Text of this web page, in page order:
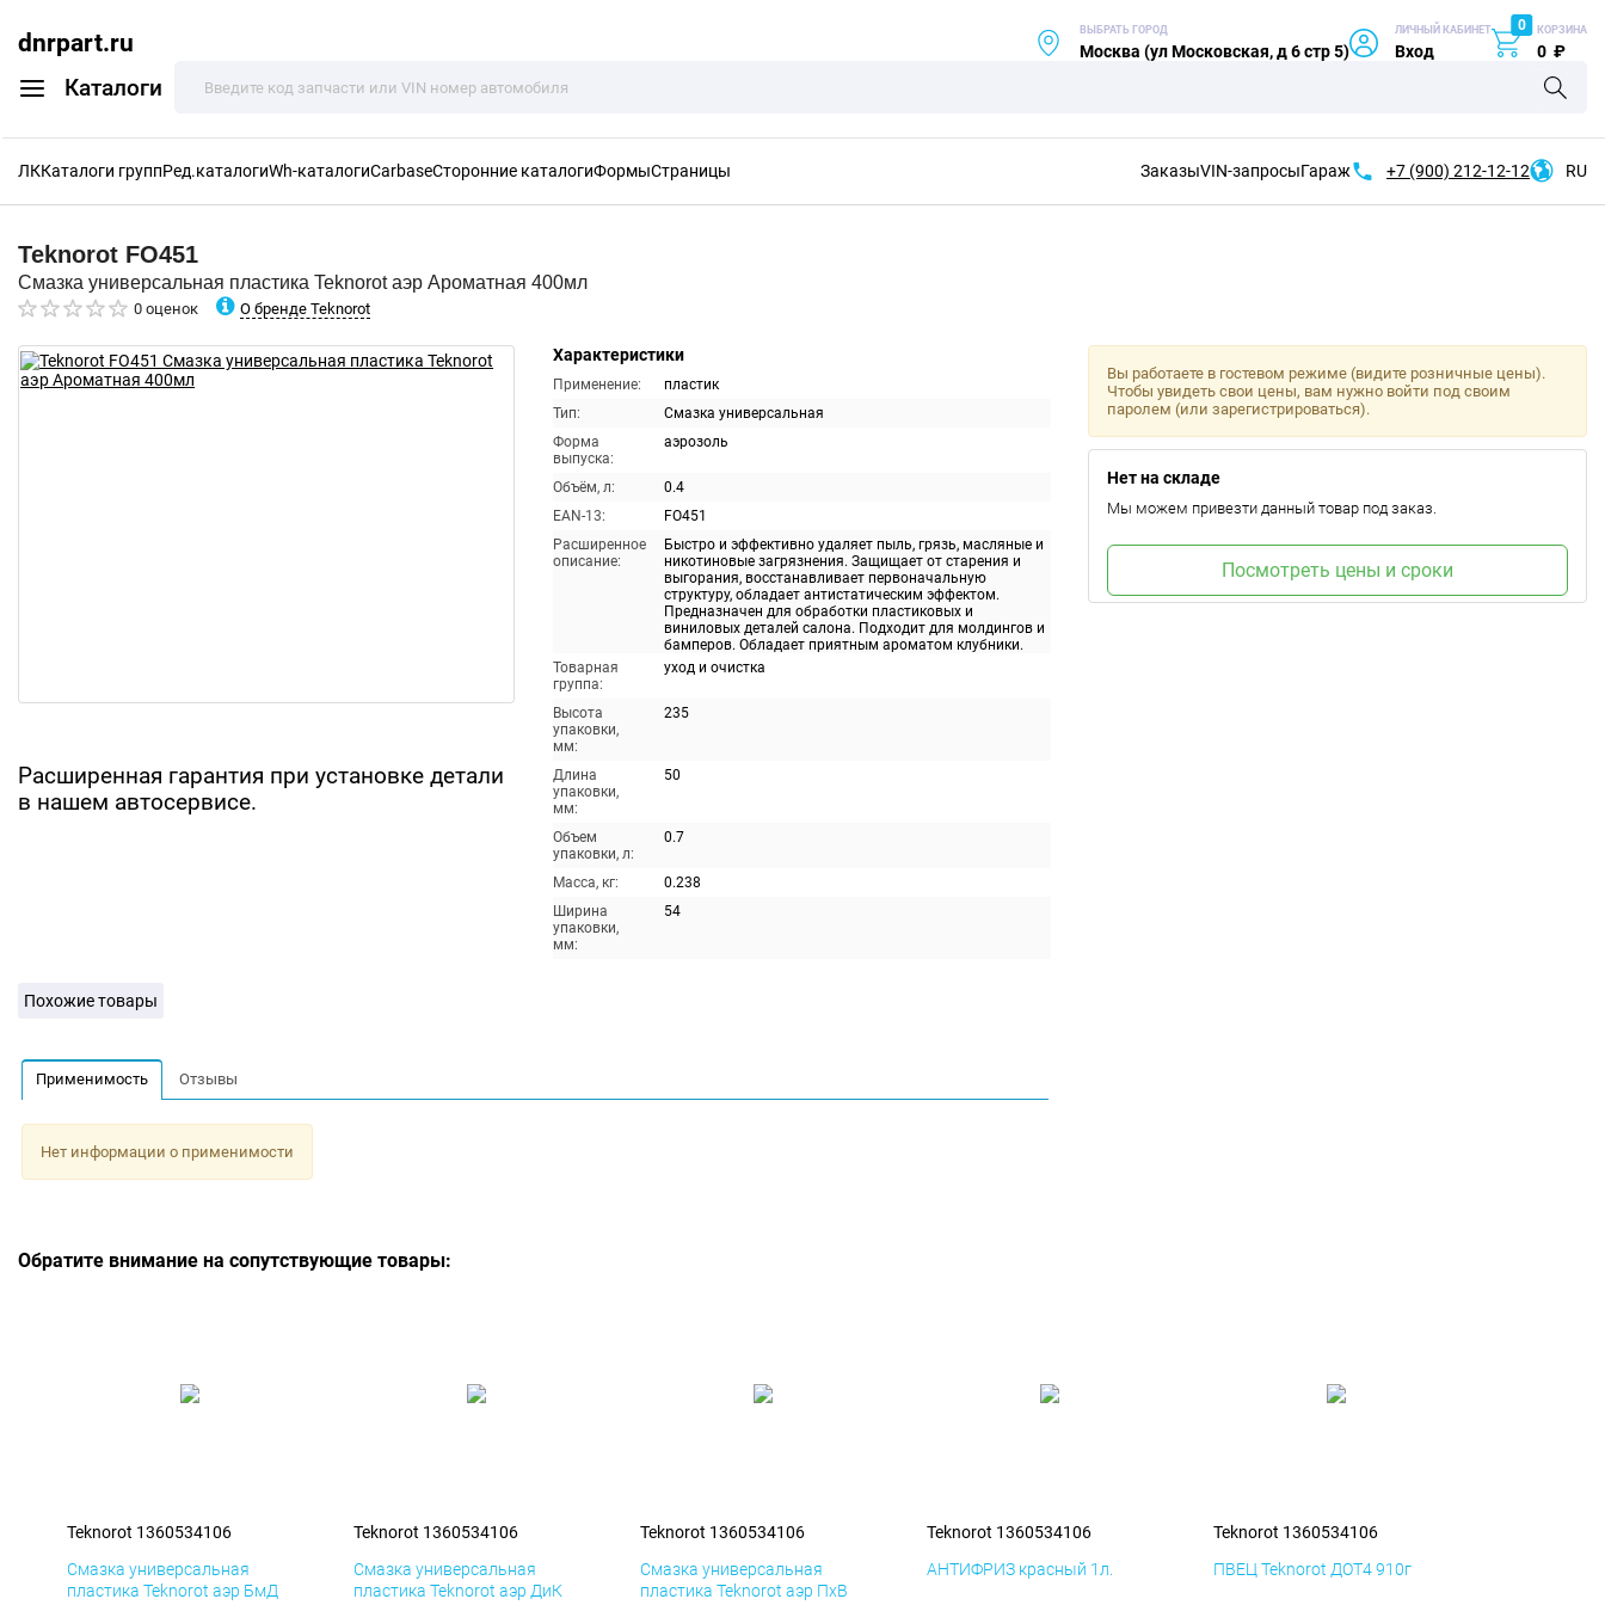
dnrpart.ru
Каталоги
ВЫБРАТЬ ГОРОД
Москва (ул Московская, д 6 стр 5)
ЛИЧНЫЙ КАБИНЕТ
Вход
0 КОРЗИНА
0 ₽
ЛККаталоги группРед.каталогиWh-каталогиCarbaseСторонние каталогиФормыСтраницы ЗаказыVIN-запросыГараж +7 (900) 212-12-12 RU
Teknorot FO451
Смазка универсальная пластика Teknorot аэр Ароматная 400мл
0 оценок О бренде Teknorot
Расширенная гарантия при установке детали
в нашем автосервисе.
Характеристики
Применение:
пластик
Тип:
Смазка универсальная
Форма
выпуска:
аэрозоль
Объём, л:
0.4
EAN-13:
FO451
Расширенное
описание:
Быстро и эффективно удаляет пыль, грязь, масляные и
никотиновые загрязнения. Защищает от старения и
выгорания, восстанавливает первоначальную
структуру, обладает антистатическим эффектом.
Предназначен для обработки пластиковых и
виниловых деталей салона. Подходит для молдингов и
бамперов. Обладает приятным ароматом клубники.
Товарная
группа:
уход и очистка
Высота
упаковки,
мм:
235
Длина
упаковки,
мм:
50
Объем
упаковки, л:
0.7
Масса, кг:
0.238
Ширина
упаковки,
мм:
54
Вы работаете в гостевом режиме (видите розничные цены).
Чтобы увидеть свои цены, вам нужно войти под своим
паролем (или зарегистрироваться).
Нет на складе
Мы можем привезти данный товар под заказ.
Посмотреть цены и сроки
Похожие товары
Применимость Отзывы
Нет информации о применимости
Обратите внимание на сопутствующие товары:
Teknorot 1360534106
Смазка универсальная
пластика Teknorot аэр БмД
Teknorot 1360534106
Смазка универсальная
пластика Teknorot аэр ДиК
Teknorot 1360534106
Смазка универсальная
пластика Teknorot аэр ПхВ
Teknorot 1360534106
АНТИФРИЗ красный 1л.
Teknorot 1360534106
ПВЕЦ Teknorot ДОТ4 910г